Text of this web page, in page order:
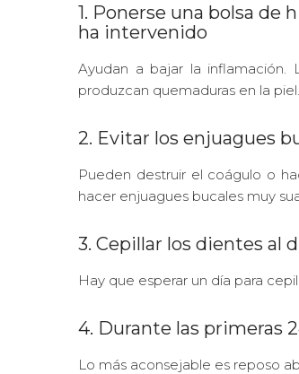
1. Ponerse una bolsa de
ha intervenido
Ayudan a bajar la
produzcan quemaduras en la piel.
2. Evitar los enjuagues
Pueden destruir el coágulo o
hacer enjuagues bucales muy
3. Cepillar los dientes al
Hay que esperar un día para
4. Durante las primeras
Lo más aconsejable es reposo